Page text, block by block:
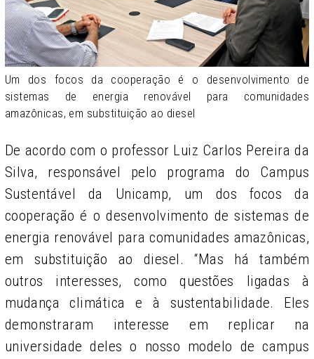
Um dos focos da cooperação é o desenvolvimento de
sistemas de energia renovável para comunidades
amazônicas, em substituição ao diesel
De acordo com o professor Luiz Carlos Pereira da
Silva, responsável pelo programa do Campus
Sustentável da Unicamp, um dos focos da
cooperação é o desenvolvimento de sistemas de
energia renovável para comunidades amazônicas,
em substituição ao diesel. “Mas há também
outros interesses, como questões ligadas à
mudança climática e à sustentabilidade. Eles
demonstraram interesse em replicar na
universidade deles o nosso modelo de campus